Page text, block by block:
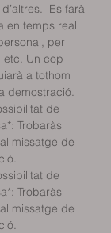
Es farà
en temps real
per
Un cop
a tothom
demostració.
de
Trobaràs
missatge de
de
Trobaràs
missatge de